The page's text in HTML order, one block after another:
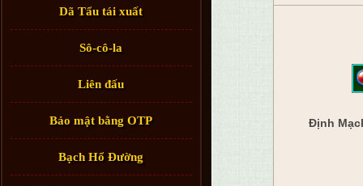
Dã Tẩu tái xuất
Sô-cô-la
Liên đấu
Bảo mật bằng OTP
Bạch Hổ Đường
Định